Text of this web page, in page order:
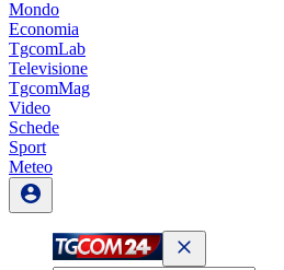
Mondo
Economia
TgcomLab
Televisione
TgcomMag
Video
Schede
Sport
Meteo